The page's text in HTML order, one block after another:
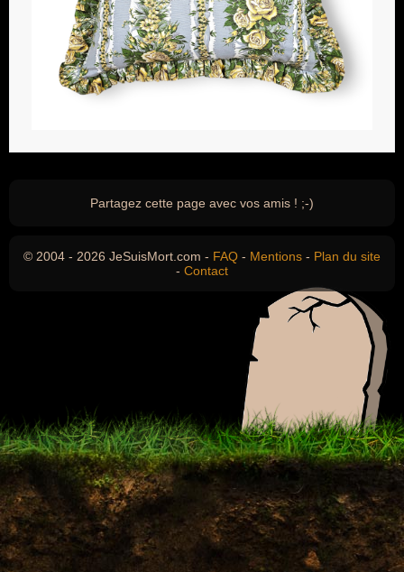
Partagez cette page avec vos amis ! ;-)
© 2004 - 2026 JeSuisMort.com - FAQ - Mentions - Plan du site
- Contact